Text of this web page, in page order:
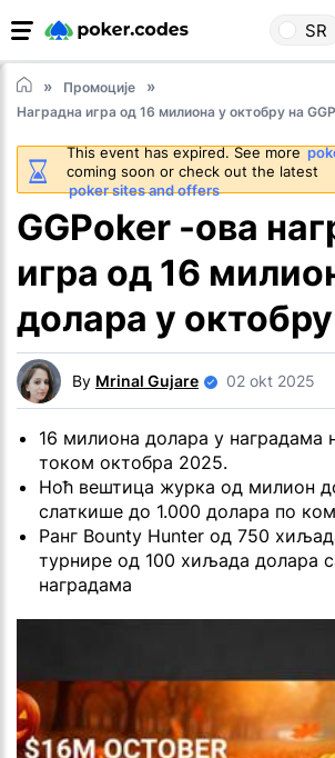
SR
Промоције
Наградна игра од 16 милиона у октобру на
This event has expired. See more
coming soon or check out the latest
poker sites and offers
GGPoker -ова
игра од 16
долара у октобру
By Mrinal Gujare 02 okt 2025
16 милиона долара у наградама
током октобра 2025.
Ноћ вештица журка од милион
слаткише до 1.000 долара по
Ранг Bounty Hunter од 750
турнире од 100 хиљада долара
наградама